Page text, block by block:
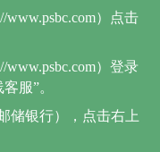
）点击
）登录
服”。
储银行），点击右上